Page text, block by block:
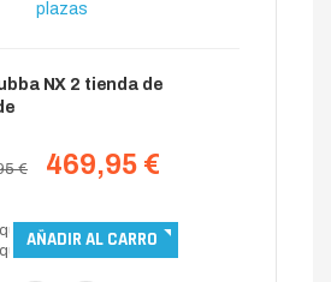
NX 2 tienda de
€ 469,95 €